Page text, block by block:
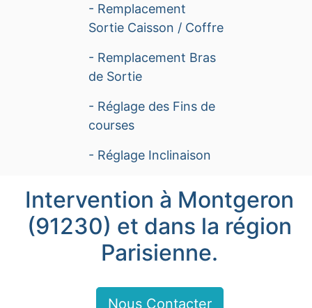
- Remplacement
Sortie Caisson / Coffre
- Remplacement Bras
de Sortie
- Réglage des Fins de
courses
- Réglage Inclinaison
Intervention à Montgeron
(91230) et dans la région
Parisienne.
Nous Contacter